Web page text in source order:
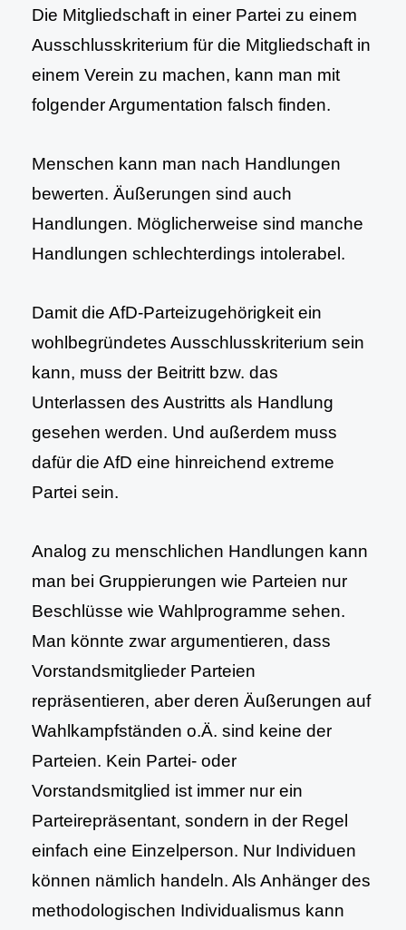
Die Mitgliedschaft in einer Partei zu einem
Ausschlusskriterium für die Mitgliedschaft in
einem Verein zu machen, kann man mit
folgender Argumentation falsch finden.
Menschen kann man nach Handlungen
bewerten. Äußerungen sind auch
Handlungen. Möglicherweise sind manche
Handlungen schlechterdings intolerabel.
Damit die AfD-Parteizugehörigkeit ein
wohlbegründetes Ausschlusskriterium sein
kann, muss der Beitritt bzw. das
Unterlassen des Austritts als Handlung
gesehen werden. Und außerdem muss
dafür die AfD eine hinreichend extreme
Partei sein.
Analog zu menschlichen Handlungen kann
man bei Gruppierungen wie Parteien nur
Beschlüsse wie Wahlprogramme sehen.
Man könnte zwar argumentieren, dass
Vorstandsmitglieder Parteien
repräsentieren, aber deren Äußerungen auf
Wahlkampfständen o.Ä. sind keine der
Parteien. Kein Partei- oder
Vorstandsmitglied ist immer nur ein
Parteirepräsentant, sondern in der Regel
einfach eine Einzelperson. Nur Individuen
können nämlich handeln. Als Anhänger des
methodologischen Individualismus kann